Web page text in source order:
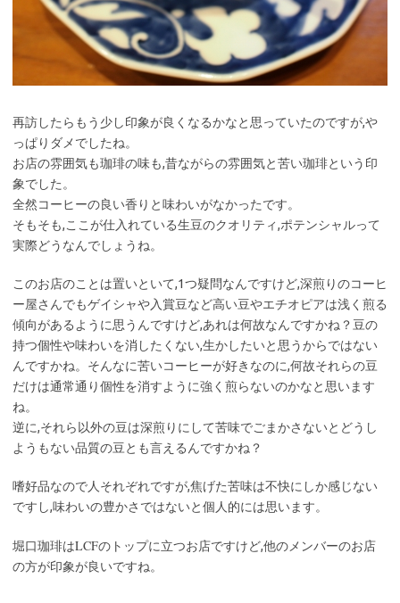
再訪したらもう少し印象が良くなるかなと思っていたのですが,や
っぱりダメでしたね。
お店の雰囲気も珈琲の味も,昔ながらの雰囲気と苦い珈琲という印
象でした。
全然コーヒーの良い香りと味わいがなかったです。
そもそも,ここが仕入れている生豆のクオリティ,ポテンシャルって
実際どうなんでしょうね。
このお店のことは置いといて,1つ疑問なんですけど,深煎りのコーヒ
ー屋さんでもゲイシャや入賞豆など高い豆やエチオピアは浅く煎る
傾向があるように思うんですけど,あれは何故なんですかね？豆の
持つ個性や味わいを消したくない,生かしたいと思うからではない
んですかね。そんなに苦いコーヒーが好きなのに,何故それらの豆
だけは通常通り個性を消すように強く煎らないのかなと思います
ね。
逆に,それら以外の豆は深煎りにして苦味でごまかさないとどうし
ようもない品質の豆とも言えるんですかね？
嗜好品なので人それぞれですが,焦げた苦味は不快にしか感じない
ですし,味わいの豊かさではないと個人的には思います。
堀口珈琲はLCFのトップに立つお店ですけど,他のメンバーのお店
の方が印象が良いですね。